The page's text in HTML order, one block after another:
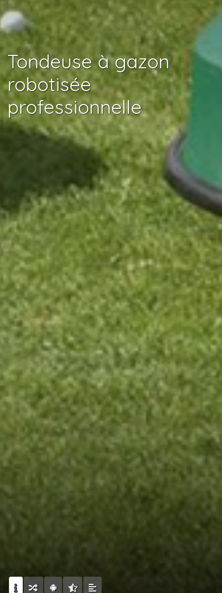
Tondeuse à gazon
robotisée
professionnelle